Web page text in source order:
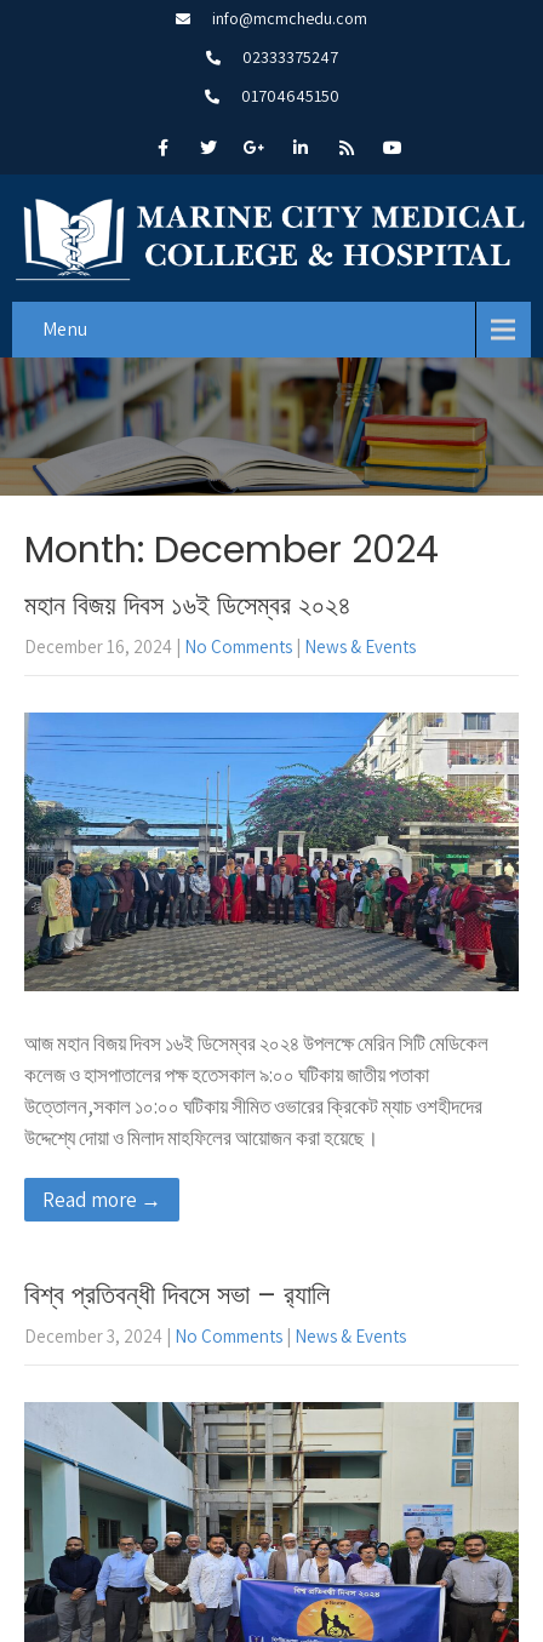
info@mcmchedu.com
02333375247
01704645150
Menu
Month: December 2024
মহান বিজয় দিবস ১৬ই ডিসেম্বর ২০২৪
December 16, 2024 | No Comments | News & Events
আজ মহান বিজয় দিবস ১৬ই ডিসেম্বর ২০২৪ উপলক্ষে মেরিন সিটি মেডিকেল
কলেজ ও হাসপাতালের পক্ষ হতেসকাল ৯:০০ ঘটিকায় জাতীয় পতাকা
উত্তোলন,সকাল ১০:০০ ঘটিকায় সীমিত ওভারের ক্রিকেট ম্যাচ ওশহীদদের
উদ্দেশ্যে দোয়া ও মিলাদ মাহফিলের আয়োজন করা হয়েছে।
Read more →
বিশ্ব প্রতিবন্ধী দিবসে সভা – র‌্যালি
December 3, 2024 | No Comments | News & Events